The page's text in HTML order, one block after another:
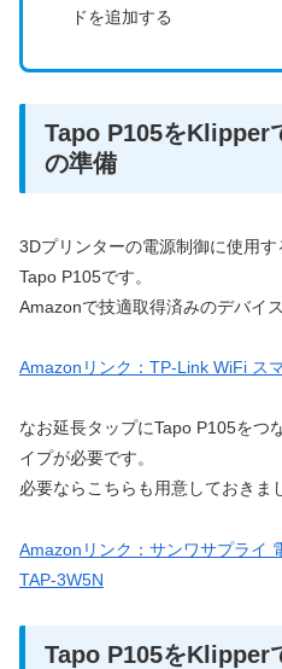
ドを追加する
Tapo P105をKlipper
の準備
3Dプリンターの電源制御に使用
Tapo P105です。
Amazonで技適取得済みのデバイ
Amazonリンク：TP-Link WiFi ス
なお延長タップにTapo P105をつ
イプが必要です。
必要ならこちらも用意しておきま
Amazonリンク：サンワサプライ
TAP-3W5N
Tapo P105をKlipper